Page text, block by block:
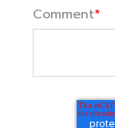
Comment*